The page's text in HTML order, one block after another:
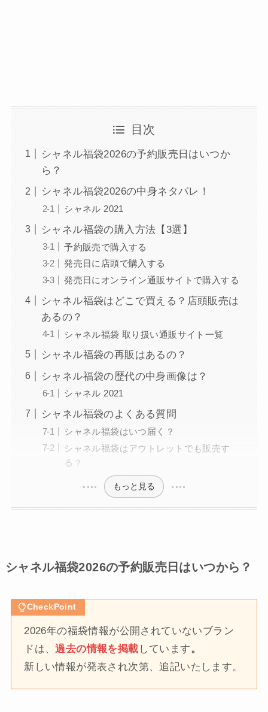
目次
シャネル福袋2026の予約販売日はいつか
ら？
シャネル福袋2026の中身ネタバレ！
シャネル 2021
シャネル福袋の購入方法【3選】
予約販売で購入する
発売日に店頭で購入する
発売日にオンライン通販サイトで購入する
シャネル福袋はどこで買える？店頭販売は
あるの？
シャネル福袋 取り扱い通販サイト一覧
シャネル福袋の再販はあるの？
シャネル福袋の歴代の中身画像は？
シャネル 2021
シャネル福袋のよくある質問
シャネル福袋はいつ届く？
シャネル福袋はアウトレットでも販売す
る？
もっと見る
シャネル福袋2026の予約販売日はいつから？
CheckPoint
2026年の福袋情報が公開されていないブラン
ドは、過去の情報を掲載 しています。
新しい情報が発表され次第、追記いたします。